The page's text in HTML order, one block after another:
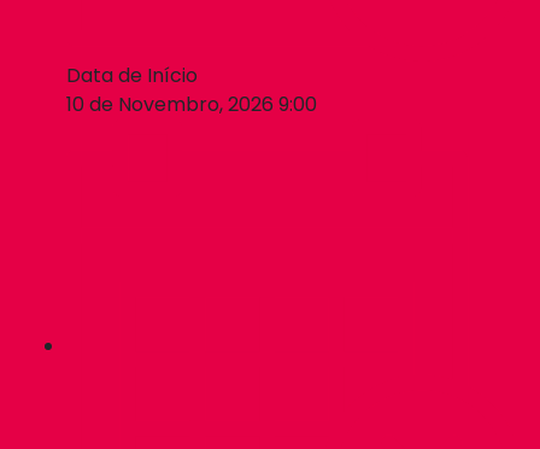
Data de Início
10 de Novembro, 2026 9:00